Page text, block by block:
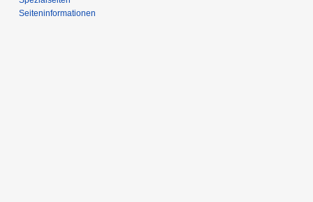
Seiten­­informationen